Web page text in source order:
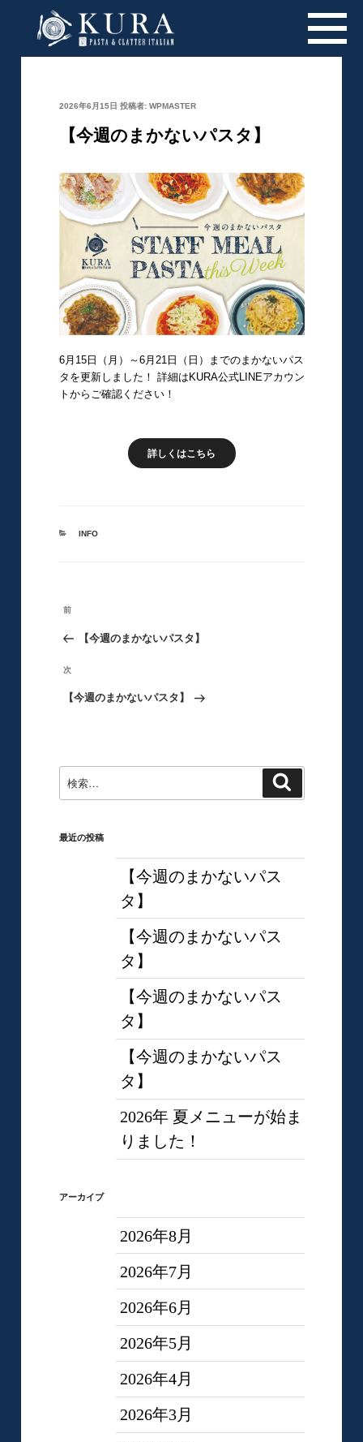
投
2026年6月15日 投稿者: WPMASTER
【今週のまかないパスタ】
6月15日（月）～6月21日（日）までのまかないパス
タを更新しました！ 詳細はKURA公式LINEアカウン
トからご確認ください！
詳しくはこちら
カINFO
投
ナ
ビ
ー
前
の
投
稿
前
【今週のまかないパスタ】
次
の
次
【今週のまかないパスタ】
索:
最近の投稿
【今週のまかないパス
タ】
【今週のまかないパス
タ】
【今週のまかないパス
タ】
【今週のまかないパス
タ】
2026年 夏メニューが始ま
りました！
アーカイブ
2026年8月
2026年7月
2026年6月
2026年5月
2026年4月
2026年3月